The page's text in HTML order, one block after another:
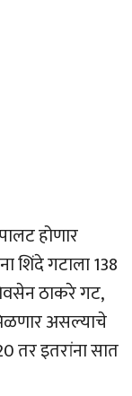
होणार
गटाला 138
ठाकरे गट,
असल्याचे
तर इतरांना सात